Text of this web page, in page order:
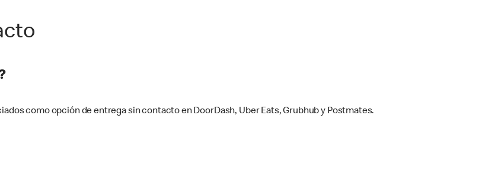
como opción de entrega sin contacto en DoorDash, Uber Eats, Grubhub y Postmates.